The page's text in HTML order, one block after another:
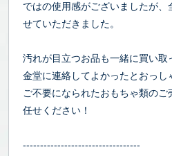
ではの使用感がございましたが、
せていただきました。
汚れが目立つお品も一緒に買い取
金堂に連絡してよかったとおっし
ご不要になられたおもちゃ類の
任せください！
----------------------------------